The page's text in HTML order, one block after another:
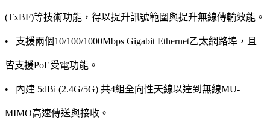
(TxBF)等技術功能，得以提升訊號範圍與提升無線傳輸效能。
• 支援兩個10/100/1000Mbps Gigabit Ethernet乙太網路埠，且
皆支援PoE受電功能。
• 內建 5dBi (2.4G/5G) 共4組全向性天線以達到無線MU-
MIMO高速傳送與接收。